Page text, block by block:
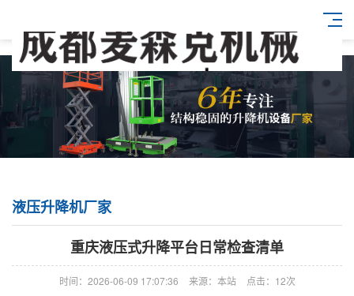
液压升降机厂家
重庆液压式升降平台日常检查清单
时间：2026-06-09 17:07:36 来源：本站 点击：12次